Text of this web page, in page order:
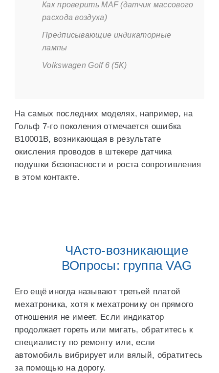
Как проверить MAF (датчик массового
расхода воздуха)
Предписывающие индикаторные
лампы
Volkswagen Golf 6 (5K)
На самых последних моделях, например, на
Гольф 7-го поколения отмечается ошибка
B10001B, возникающая в результате
окисления проводов в штекере датчика
подушки безопасности и роста сопротивления
в этом контакте.
ЧАсто-возникающие
ВОпросы: группа VAG
Его ещё иногда называют третьей платой
мехатроника, хотя к мехатронику он прямого
отношения не имеет. Если индикатор
продолжает гореть или мигать, обратитесь к
специалисту по ремонту или, если
автомобиль вибрирует или вялый, обратитесь
за помощью на дорогу.